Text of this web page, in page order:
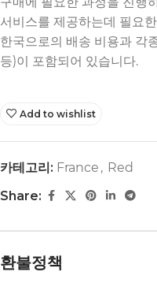
Add to wishlist
카테고리: France , Red
Share:
환불정책